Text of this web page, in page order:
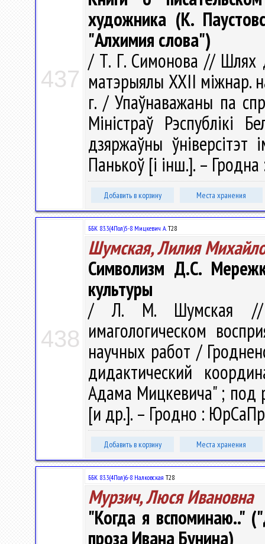
437
художника (К.
"Алхимия слова")
/ Т. Г. Симонова // Шлях
матэрыялы XXII міжнар.
г. / Упаўнаважаны па
Міністраў Рэспублікі
дзяржаўны
Панькоў [і інш.]. –
Добавить в корзину Места хранения
438
ББК 83.3(4Пол)5-8 Мицкевич А.Т28
Шумская, Лилия
Символизм Д.С.
культуры
/ Л. М. Шумская //
имагологическом
научных работ /
дидактический
Адама Мицкевича" ; под
[и др.]. – Гродно :
Добавить в корзину Места хранения
ББК 83.3(4Пол)6-8 Налковская Т28
Мурзич, Люся Ивановна
"Когда я вспоминаю.."
проза Ивана Бунина)